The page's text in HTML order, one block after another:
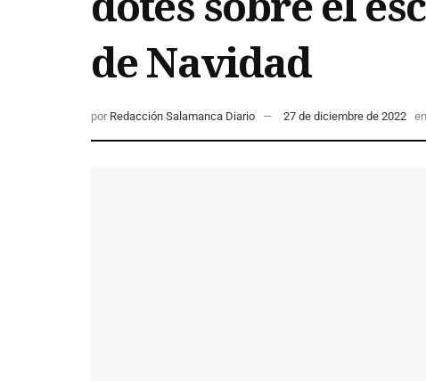
de Navidad
por Redacción Salamanca Diario 27 de diciembre de 2022 en